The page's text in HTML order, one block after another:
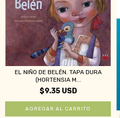
EL NIÑO DE BELÉN. TAPA DURA
(HORTENSIA M...
$9.35 USD